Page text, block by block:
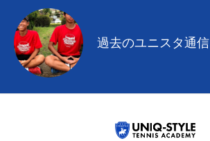
過去のユニスタ通信